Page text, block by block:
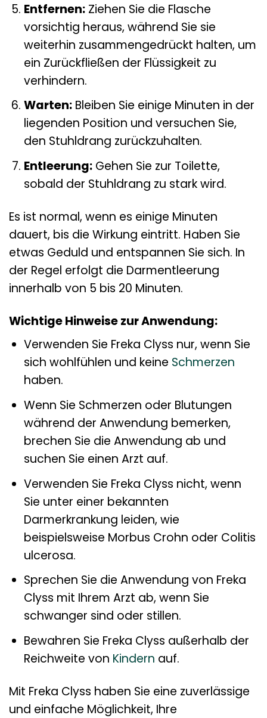
Entfernen:Ziehen Sie die Flasche
vorsichtig heraus, während Sie sie
weiterhin zusammengedrückt halten, um
ein Zurückfließen der Flüssigkeit zu
verhindern.
Warten:Bleiben Sie einige Minuten in der
liegenden Position und versuchen Sie,
den Stuhldrang zurückzuhalten.
Entleerung:Gehen Sie zur Toilette,
sobald der Stuhldrang zu stark wird.
Es ist normal, wenn es einige Minuten
dauert, bis die Wirkung eintritt. Haben Sie
etwas Geduld und entspannen Sie sich. In
der Regel erfolgt die Darmentleerung
innerhalb von 5 bis 20 Minuten.
Wichtige Hinweise zur Anwendung:
Verwenden Sie Freka Clyss nur, wenn Sie
sich wohlfühlen und keine Schmerzen
haben.
Wenn Sie Schmerzen oder Blutungen
während der Anwendung bemerken,
brechen Sie die Anwendung ab und
suchen Sie einen Arzt auf.
Verwenden Sie Freka Clyss nicht, wenn
Sie unter einer bekannten
Darmerkrankung leiden, wie
beispielsweise Morbus Crohn oder Colitis
ulcerosa.
Sprechen Sie die Anwendung von Freka
Clyss mit Ihrem Arzt ab, wenn Sie
schwanger sind oder stillen.
Bewahren Sie Freka Clyss außerhalb der
Reichweite von Kindern auf.
Mit Freka Clyss haben Sie eine zuverlässige
und einfache Möglichkeit, Ihre